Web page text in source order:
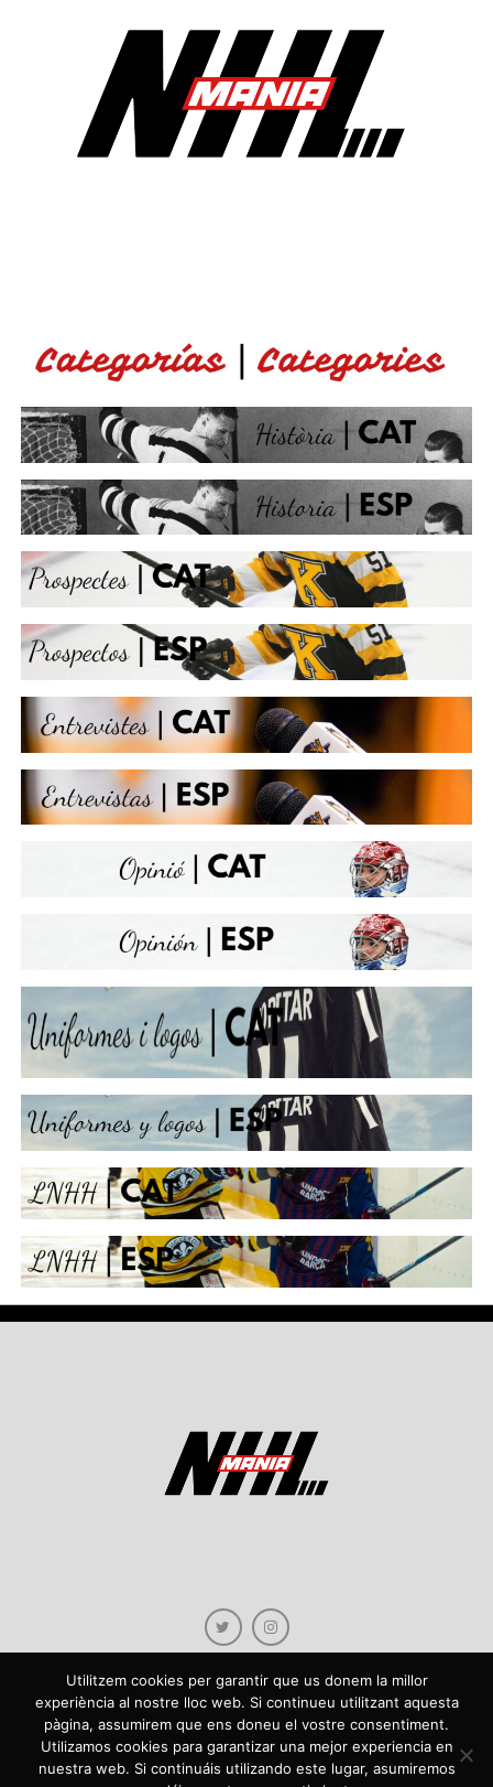
Copyright © 2021 NHLmania.com. Tots els drets reservats / Todos los derechos
reservados. NHLmania és una web dedicada a la difusió de contingut sobre la
NHL, tant en català com en castellà. L'escut de NHLmania.com és propietat de la
Utilitzem cookies per garantir que us donem la millor
experiència al nostre lloc web. Si continueu utilitzant aquesta
pàgina, assumirem que ens doneu el vostre consentiment.
Utilizamos cookies para garantizar una mejor experiencia en
nuestra web. Si continuáis utilizando este lugar, asumiremos